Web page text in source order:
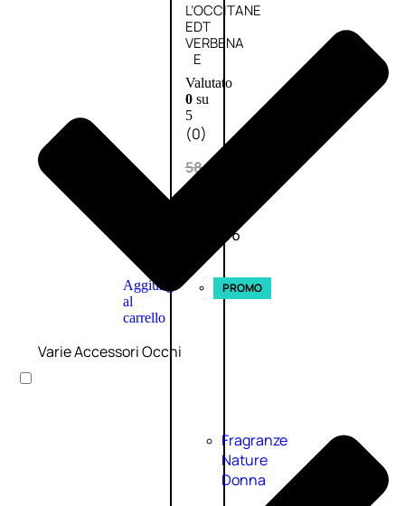
L’OCCITANE
EDT
VERBENA
E
Valutato
0su
5
(0)
58,00
43,50
ESAURITO
Aggiungi
al
carrello
PROMO
Fragranze
Nature
Donna
Varie Accessori Occhi